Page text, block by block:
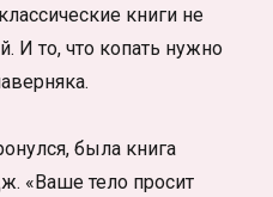
книги не
И то, что копать нужно
была книга
«Ваше тело просит